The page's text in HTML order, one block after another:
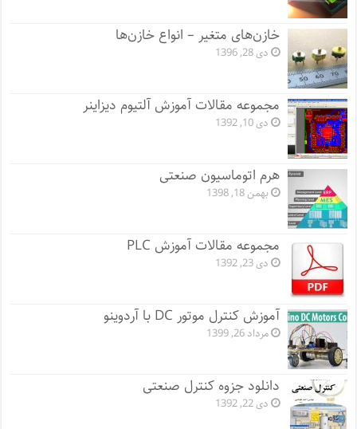
خازن‌های متغیر – انواع خازن‌ها
دی 28, 1396
مجموعه مقالات آموزش آلتیوم دیزاینر
دی 10, 1392
هرم اتوماسیون صنعتی
بهمن 18, 1398
مجموعه مقالات آموزش PLC
دی 23, 1392
آموزش کنترل موتور DC با آردوینو
مرداد 26, 1399
دانلود جزوه کنترل صنعتی
دی 22, 1392